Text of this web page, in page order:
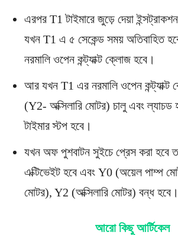
এরপর T1 টাইমারে জুড়ে দেয়া
যখন T1 এ ৫ সেকেন্ড সময় অতিবাহিত
নরমালি ওপেন কন্ট্যাক্ট ক্লোজ হবে।
আর যখন T1 এর নরমালি ওপেন
(Y2- অক্সিলারি মোটর) চালু এবং
টাইমার স্টপ হবে।
যখন অফ পুশবাটন সুইচে প্রেস করা হবে
এক্টিভেইট হবে এবং Y0 (অয়েল পাম্প
মোটর), Y2 (অক্সিলারি মোটর) বন্ধ হবে।
আরো কিছু আর্টিকেল